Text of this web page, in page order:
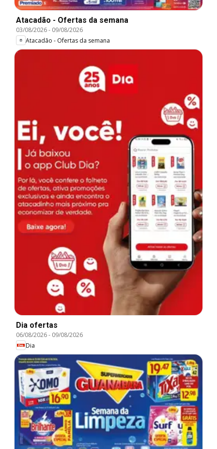
Atacadão - Ofertas da semana
03/08/2026- 09/08/2026
Atacadão - Ofertas da semana
Dia ofertas
06/08/2026- 09/08/2026
Dia